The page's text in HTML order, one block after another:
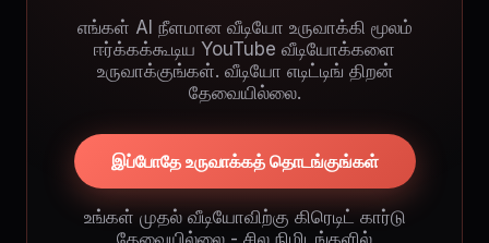
எங்கள் AI நீளமான வீடியோ உருவாக்கி மூலம்
ஈர்க்கக்கூடிய YouTube வீடியோக்களை
உருவாக்குங்கள். வீடியோ எடிட்டிங் திறன்
தேவையில்லை.
இப்போதே உருவாக்கத் தொடங்குங்கள்
உங்கள் முதல் வீடியோவிற்கு கிரெடிட் கார்டு
தேவையில்லை - சில நிமிடங்களில்